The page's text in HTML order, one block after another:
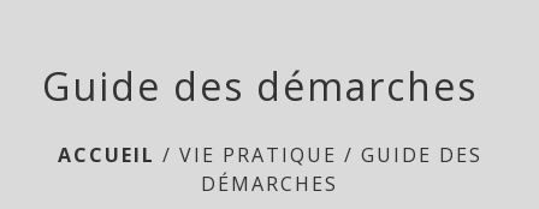
Guide des démarches
ACCUEIL / VIE PRATIQUE / GUIDE DES
DÉMARCHES